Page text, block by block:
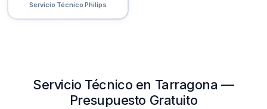
Servicio Técnico Philips
Servicio Técnico en Tarragona —
Presupuesto Gratuito